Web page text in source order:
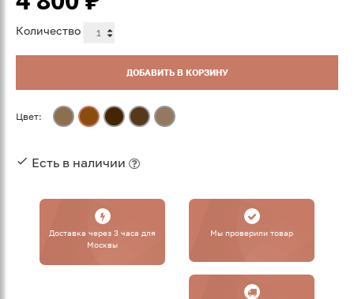
Количество
ДОБАВИТЬ В КОРЗИНУ
Цвет:
Есть в наличии
Доставка через 3 часа для
Москвы
Мы проверили товар